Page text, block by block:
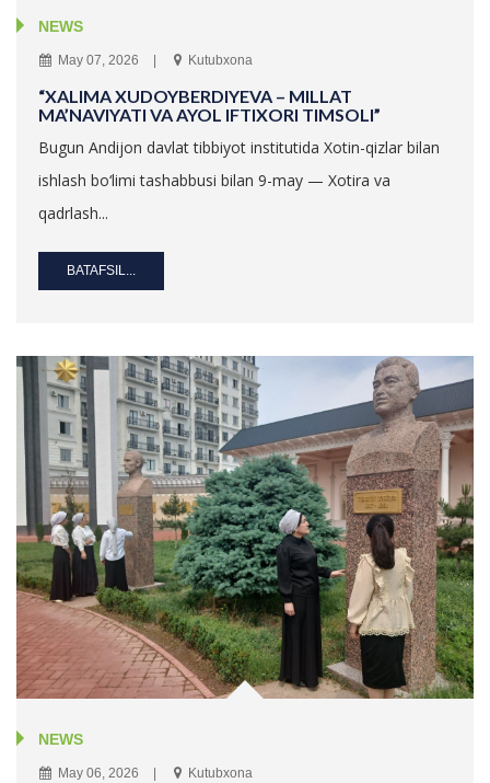
NEWS
May 07, 2026 Kutubxona
“XALIMA XUDOYBERDIYEVA – MILLAT
MA’NAVIYATI VA AYOL IFTIXORI TIMSOLI”
Bugun Andijon davlat tibbiyot institutida Xotin-qizlar bilan
ishlash bo‘limi tashabbusi bilan 9-may — Xotira va
qadrlash...
BATAFSIL...
NEWS
May 06, 2026 Kutubxona